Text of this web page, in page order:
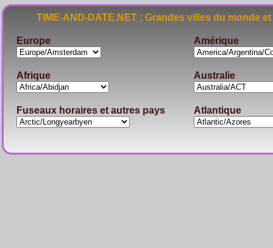
TIME-AND-DATE.NET : Grandes villes du
Europe Amérique
Afrique Australie
Fuseaux horaires et autres pays Atlantique